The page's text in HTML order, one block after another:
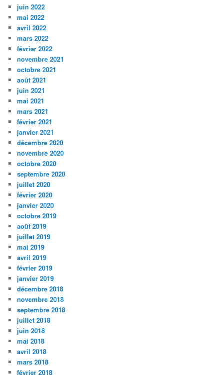
juin 2022
mai 2022
avril 2022
mars 2022
février 2022
novembre 2021
octobre 2021
août 2021
juin 2021
mai 2021
mars 2021
février 2021
janvier 2021
décembre 2020
novembre 2020
octobre 2020
septembre 2020
juillet 2020
février 2020
janvier 2020
octobre 2019
août 2019
juillet 2019
mai 2019
avril 2019
février 2019
janvier 2019
décembre 2018
novembre 2018
septembre 2018
juillet 2018
juin 2018
mai 2018
avril 2018
mars 2018
février 2018